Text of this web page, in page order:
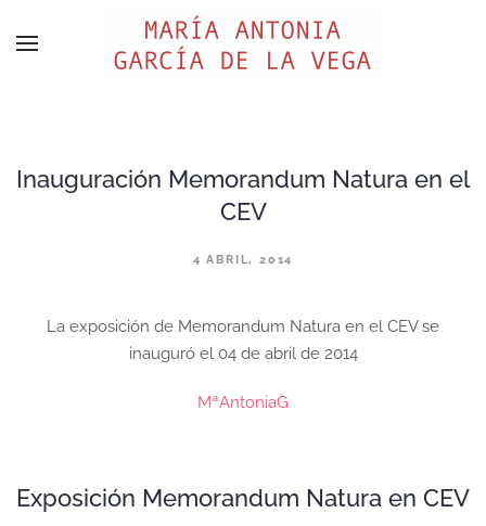
Inauguración Memorandum Natura en el
CEV
4 ABRIL, 2014
La exposición de Memorandum Natura en el CEV se
inauguró el 04 de abril de 2014
MªAntoniaG
Exposición Memorandum Natura en CEV